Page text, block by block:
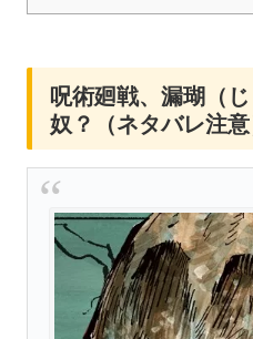
呪術廻戦、漏瑚（
奴？（ネタバレ注意